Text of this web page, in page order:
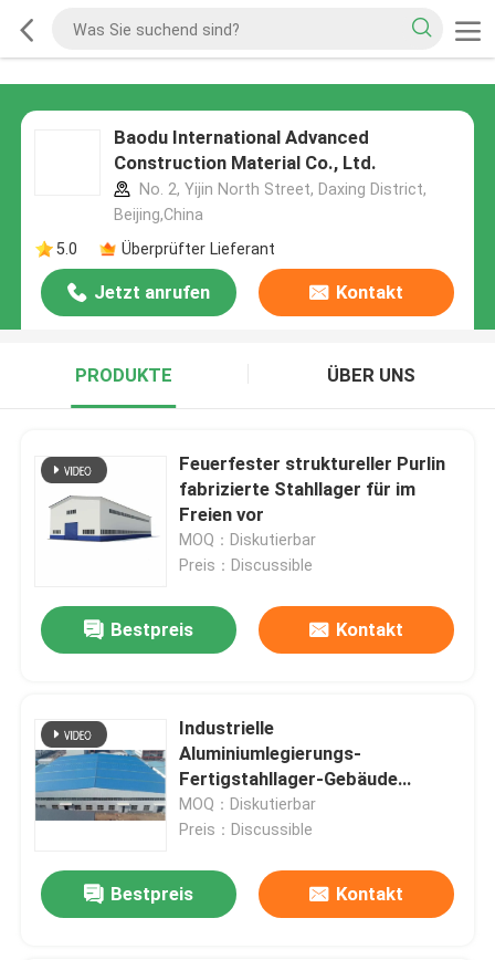
Baodu International Advanced
Construction Material Co., Ltd.
No. 2, Yijin North Street, Daxing District,
Beijing,China
5.0
Überprüfter Lieferant
Jetzt anrufen Kontakt
PRODUKTE ÜBER UNS
Feuerfester struktureller Purlin
fabrizierte Stahllager für im
Freien vor
MOQ：Diskutierbar
Preis：Discussible
Bestpreis Kontakt
Industrielle
Aluminiumlegierungs-
Fertigstahllager-Gebäude
kundengerecht
MOQ：Diskutierbar
Preis：Discussible
Bestpreis Kontakt